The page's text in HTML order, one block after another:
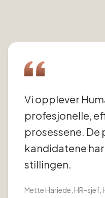
Vi opplever
profesjonelle,
prosessene.
kandidatene
stillingen.
Mette Hariede , HR-sjef,